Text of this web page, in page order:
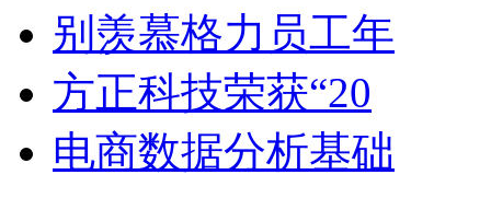
别羡慕格力员工年
方正科技荣获“20
电商数据分析基础